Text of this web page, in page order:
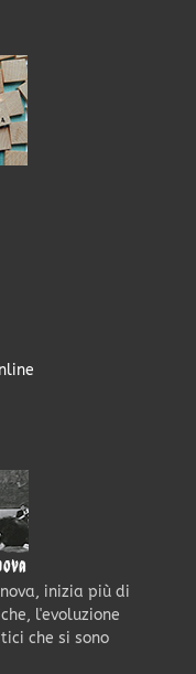
inizia più di
l'evoluzione
che si sono